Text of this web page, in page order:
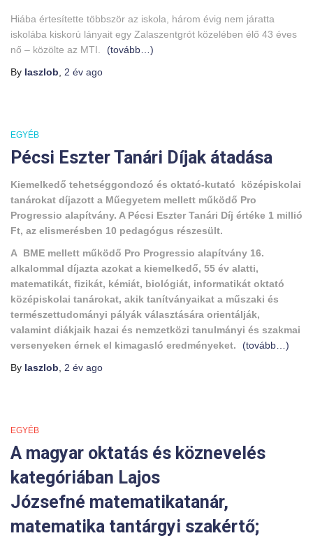
Hiába értesítette többször az iskola, három évig nem járatta
iskolába kiskorú lányait egy Zalaszentgrót közelében élő 43 éves
nő – közölte az MTI.
(tovább…)
By laszlob, 2 év ago
EGYÉB
Pécsi Eszter Tanári Díjak átadása
Kiemelkedő tehetséggondozó és oktató-kutató középiskolai
tanárokat díjazott a Műegyetem mellett működő Pro
Progressio alapítvány. A Pécsi Eszter Tanári Díj értéke 1 millió
Ft, az elismerésben 10 pedagógus részesült.
A BME mellett működő Pro Progressio alapítvány 16.
alkalommal díjazta azokat a kiemelkedő, 55 év alatti,
matematikát, fizikát, kémiát, biológiát, informatikát oktató
középiskolai tanárokat, akik tanítványaikat a műszaki és
természettudományi pályák választására orientálják,
valamint diákjaik hazai és nemzetközi tanulmányi és szakmai
versenyeken érnek el kimagasló eredményeket.
(tovább…)
By laszlob, 2 év ago
EGYÉB
A magyar oktatás és köznevelés
kategóriában Lajos
Józsefné matematikatanár,
matematika tantárgyi szakértő;